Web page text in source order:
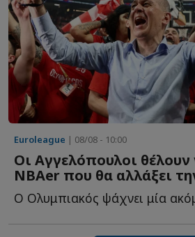
Euroleague | 08/08 - 10:00
Οι Αγγελόπουλοι
NBAer που θα αλλάξει